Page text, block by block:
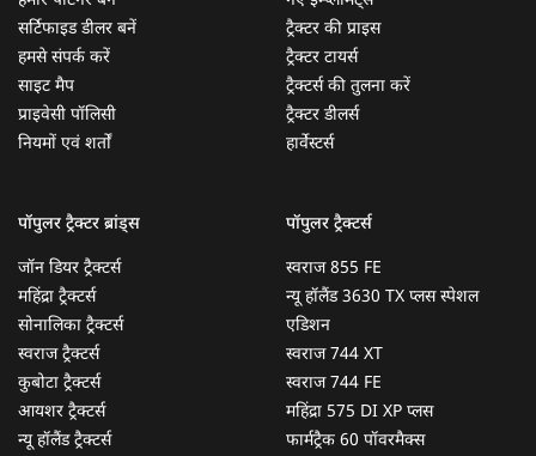
सर्टिफाइड डीलर बनें
हमसे संपर्क करें
साइट मैप
प्राइवेसी पॉलिसी
नियमों एवं शर्तों
ट्रैक्टर की प्राइस
ट्रैक्टर टायर्स
ट्रैक्टर्स की तुलना करें
ट्रैक्टर डीलर्स
हार्वेस्टर्स
पॉपुलर ट्रैक्टर ब्रांड्स
जॉन डियर ट्रैक्टर्स
महिंद्रा ट्रैक्टर्स
सोनालिका ट्रैक्टर्स
स्वराज ट्रैक्टर्स
कुबोटा ट्रैक्टर्स
आयशर ट्रैक्टर्स
न्यू हॉलैंड ट्रैक्टर्स
पॉपुलर ट्रैक्टर्स
स्वराज 855 FE
न्यू हॉलैंड 3630 TX प्लस स्पेशल
एडिशन
स्वराज 744 XT
स्वराज 744 FE
महिंद्रा 575 DI XP प्लस
फार्मट्रैक 60 पॉवरमैक्स